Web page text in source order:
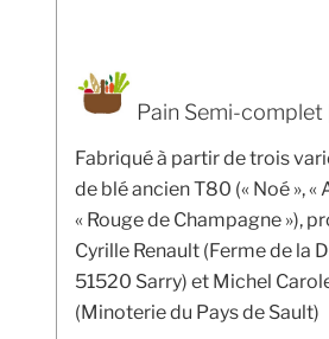
Pain Semi-
Fabriqué à partir de trois
de blé ancien T80 (« Noé », «
« Rouge de Champagne »),
Cyrille Renault (Ferme de la
51520 Sarry) et Michel
(Minoterie du Pays de Sault)